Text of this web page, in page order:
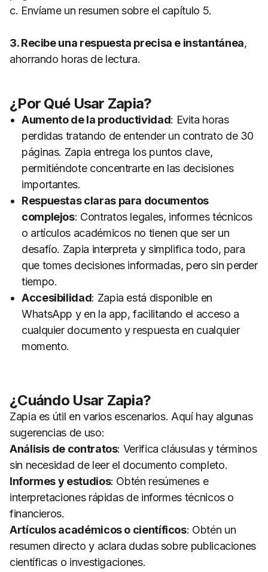
c. Envíame un resumen sobre el capítulo 5.
3. Recibe una respuesta precisa e instantánea,
ahorrando horas de lectura.
¿Por Qué Usar Zapia?
Aumento de la productividad: Evita horas
perdidas tratando de entender un contrato de 30
páginas. Zapia entrega los puntos clave,
permitiéndote concentrarte en las decisiones
importantes.
Respuestas claras para documentos
complejos: Contratos legales, informes técnicos
o artículos académicos no tienen que ser un
desafío. Zapia interpreta y simplifica todo, para
que tomes decisiones informadas, pero sin perder
tiempo.
Accesibilidad: Zapia está disponible en
WhatsApp y en la app, facilitando el acceso a
cualquier documento y respuesta en cualquier
momento.
¿Cuándo Usar Zapia?
Zapia es útil en varios escenarios. Aquí hay algunas
sugerencias de uso:
Análisis de contratos: Verifica cláusulas y términos
sin necesidad de leer el documento completo.
Informes y estudios: Obtén resúmenes e
interpretaciones rápidas de informes técnicos o
financieros.
Artículos académicos o científicos: Obtén un
resumen directo y aclara dudas sobre publicaciones
científicas o investigaciones.